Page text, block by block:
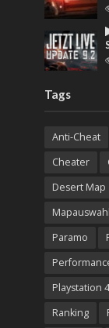
Tags
Anti-Cheat
Cheater
Desert Map
Mapauswahl
Paramo
Playstation 4
Ranking